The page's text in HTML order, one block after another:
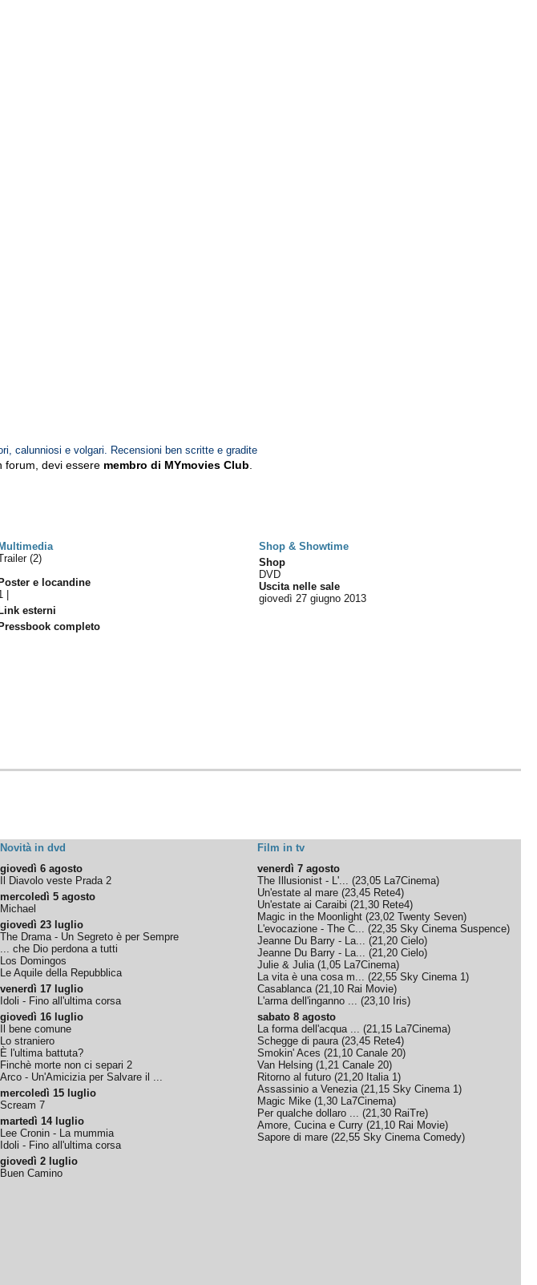
calunniosi e volgari. Recensioni ben scritte e gradite
forum, devi essere membro di MYmovies Club
Multimedia
Shop & Showtime
(2)
Poster e locandine
Link esterni
Pressbook completo
Shop
DVD
Uscita nelle sale
giovedì 27 giugno 2013
Novità in dvd
Film in tv
giovedì 6 agosto
Il Diavolo veste Prada 2
mercoledì 5 agosto
Michael
giovedì 23 luglio
The Drama - Un Segreto è per Sempre
... che Dio perdona a tutti
Los Domingos
Le Aquile della Repubblica
venerdì 17 luglio
Idoli - Fino all'ultima corsa
giovedì 16 luglio
Il bene comune
Lo straniero
È l'ultima battuta?
Finchè morte non ci separi 2
Arco - Un'Amicizia per Salvare il ...
mercoledì 15 luglio
Scream 7
martedì 14 luglio
Lee Cronin - La mummia
Idoli - Fino all'ultima corsa
giovedì 2 luglio
Buen Camino
venerdì 7 agosto
The Illusionist - L'... (23,05 La7Cinema)
Un'estate al mare (23,45 Rete4)
Un'estate ai Caraibi (21,30 Rete4)
Magic in the Moonlight (23,02 Twenty Seven)
L'evocazione - The C... (22,35 Sky Cinema Suspence)
Jeanne Du Barry - La... (21,20 Cielo)
Jeanne Du Barry - La... (21,20 Cielo)
Julie & Julia(1,05 La7Cinema)
La vita è una cosa m... (22,55 Sky Cinema 1)
Casablanca(21,10 Rai Movie)
L'arma dell'inganno ... (23,10 Iris)
sabato 8 agosto
La forma dell'acqua ... (21,15 La7Cinema)
Schegge di paura(23,45 Rete4)
Smokin' Aces (21,10 Canale 20)
Van Helsing (1,21 Canale 20)
Ritorno al futuro (21,20 Italia 1)
Assassinio a Venezia(21,15 Sky Cinema 1)
Magic Mike (1,30 La7Cinema)
Per qualche dollaro ... (21,30 RaiTre)
Amore, Cucina e Curry (21,10 Rai Movie)
Sapore di mare (22,55 Sky Cinema Comedy)